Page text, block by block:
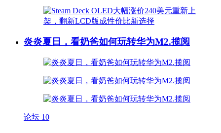
炎炎夏日，看奶爸如何玩转华为M2.揽阅
论坛 10